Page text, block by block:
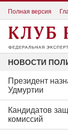
Полная версия
НОВОСТИ
Президент
Удмуртии
Кандидатов
комиссий